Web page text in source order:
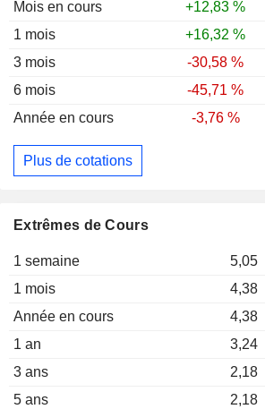
Mois en cours
+12,83 %
1 mois
+16,32 %
3 mois
-30,58 %
6 mois
-45,71 %
Année en cours
-3,76 %
Plus de cotations
Extrêmes de Cours
1 semaine 5,05
1 mois
4,38
Année en cours
4,38
1 an
3,24
3 ans
2,18
5 ans
2,18